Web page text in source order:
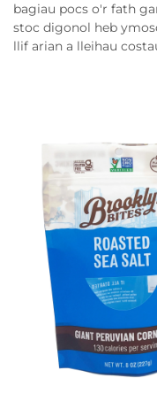
bagiau pocs o'r fath
stoc digonol heb
llif arian a lleihau